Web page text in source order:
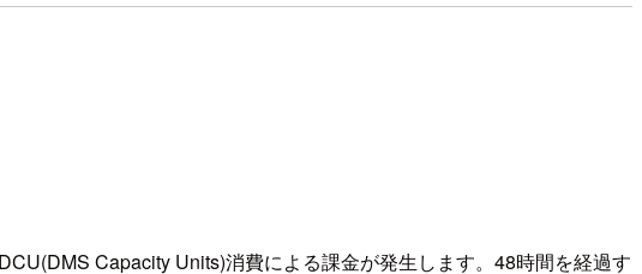
Capacity Units)消費による課金が発生します。48時間を経過す